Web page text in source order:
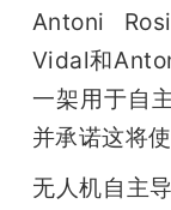
题
爱
Antoni
Vidal和
一架用于自
并承诺这将
无人机自主